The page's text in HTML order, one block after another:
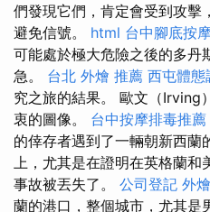
們發現它們，肯定會受到攻擊
避免信號。 html 台中腳底按
可能處於極大危險之後的多
急。 台北 外燴 推薦 西屯體態
究之旅的結果。 歐文（Irving
衷的圖像。 台中按摩排毒推薦
的倖存者遇到了一輛朝新西蘭
上，尤其是在證明在英格蘭
事故被丟失了。 公司登記 外
蘭的港口，整個城市，尤其是